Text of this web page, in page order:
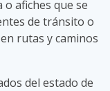
afiches que se
de tránsito o
rutas y caminos
del estado de